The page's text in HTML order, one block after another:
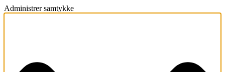
Administrer samtykke